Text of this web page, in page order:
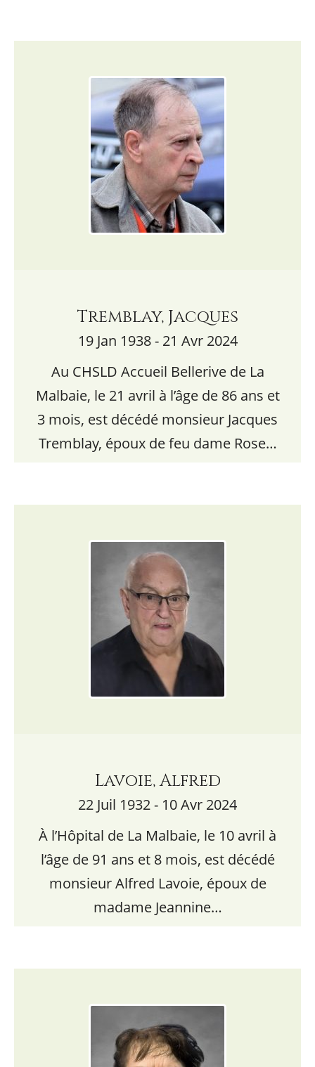
Tremblay, Jacques
19 Jan 1938 - 21 Avr 2024
Au CHSLD Accueil Bellerive de La
Malbaie, le 21 avril à l’âge de 86 ans et
3 mois, est décédé monsieur Jacques
Tremblay, époux de feu dame Rose…
Lavoie, Alfred
22 Juil 1932 - 10 Avr 2024
À l’Hôpital de La Malbaie, le 10 avril à
l’âge de 91 ans et 8 mois, est décédé
monsieur Alfred Lavoie, époux de
madame Jeannine…